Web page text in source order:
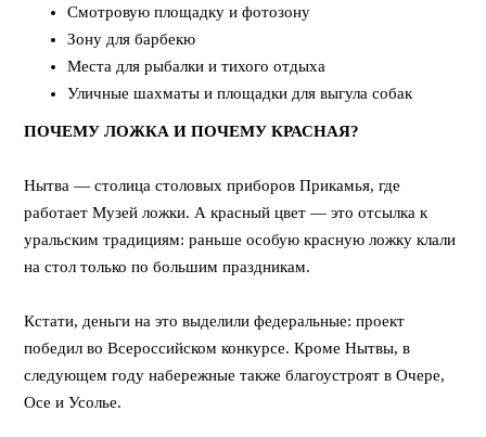
Смотровую площадку и фотозону
Зону для барбекю
Места для рыбалки и тихого отдыха
Уличные шахматы и площадки для выгула собак
ПОЧЕМУ ЛОЖКА И ПОЧЕМУ КРАСНАЯ?
Нытва — столица столовых приборов Прикамья, где
работает Музей ложки. А красный цвет — это отсылка к
уральским традициям: раньше особую красную ложку клали
на стол только по большим праздникам.
Кстати, деньги на это выделили федеральные: проект
победил во Всероссийском конкурсе. Кроме Нытвы, в
следующем году набережные также благоустроят в Очере,
Осе и Усолье.